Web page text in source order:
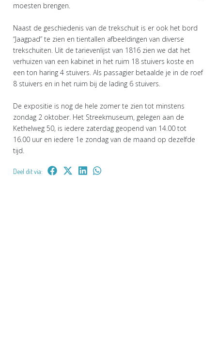
moesten brengen.
Naast de geschiedenis van de trekschuit is er ook het bord
“Jaagpad” te zien en tientallen afbeeldingen van diverse
trekschuiten. Uit de tarievenlijst van 1816 zien we dat het
verhuizen van een kabinet in het ruim 18 stuivers koste en
een ton haring 4 stuivers. Als passagier betaalde je in de roef
8 stuivers en in het ruim bij de lading 6 stuivers.
De expositie is nog de hele zomer te zien tot minstens
zondag 2 oktober. Het Streekmuseum, gelegen aan de
Kethelweg 50, is iedere zaterdag geopend van 14.00 tot
16.00 uur en iedere 1e zondag van de maand op dezelfde
tijd.
Deel dit via: